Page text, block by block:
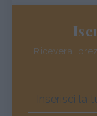
Riceverai